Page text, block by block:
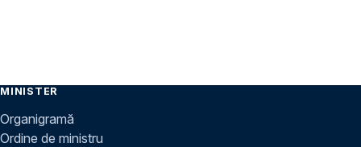
MINISTER
Organigramă
Ordine de ministru